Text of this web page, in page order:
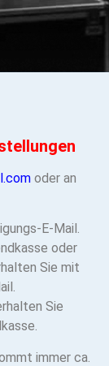
oder an
E-Mail.
oder
Sie mit
Sie
immer ca.